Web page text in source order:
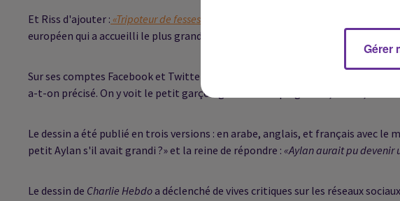
Et Riss d'ajouter : «Tripoteur de fesses en Allemagne»
européen qui a accueilli le plus grand nombre de réfugiés syriens.
Sur ses comptes Facebook et Twitter, la reine Rania a publié un dessin qui a
a-t-on précisé. On y voit le petit garçon gisant sur la plage avec, à côté, un
Le dessin a été publié en trois versions : en arabe, anglais, et français avec le
petit Aylan s'il avait grandi ?» et la reine de répondre : «Aylan aurait pu devenir
Le dessin de Charlie Hebdoa déclenché de vives critiques sur les réseaux
Gérer